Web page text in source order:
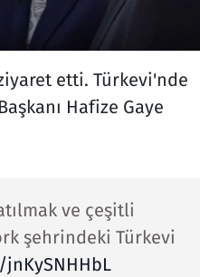
etti. Türkevi'nde
Hafize Gaye
ve çeşitli
şehrindeki Türkevi